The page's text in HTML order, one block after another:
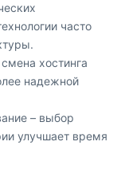
часто
хостинга
надежной
– выбор
улучшает время